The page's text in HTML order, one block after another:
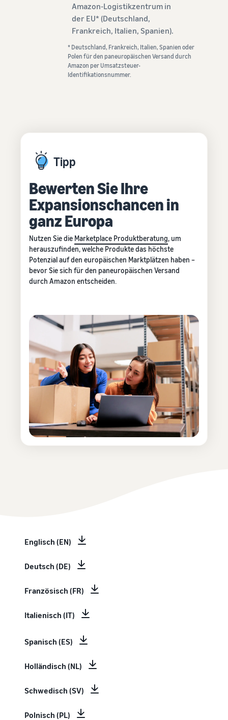
Amazon-Logistikzentrum in
der EU* (Deutschland,
Frankreich, Italien, Spanien).
* Deutschland, Frankreich, Italien, Spanien oder
Polen für den paneuropäischen Versand durch
Amazon per Umsatzsteuer-
Identifikationsnummer.
Tipp
Bewerten Sie Ihre
Expansionschancen in
ganz Europa
Nutzen Sie die Marketplace Produktberatung, um
herauszufinden, welche Produkte das höchste
Potenzial auf den europäischen Marktplätzen haben –
bevor Sie sich für den paneuropäischen Versand
durch Amazon entscheiden.
Englisch (EN)
Deutsch (DE)
Französisch (FR)
Italienisch (IT)
Spanisch (ES)
Holländisch (NL)
Schwedisch (SV)
Polnisch (PL)